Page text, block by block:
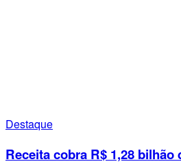
Destaque
Receita cobra R$ 1,28